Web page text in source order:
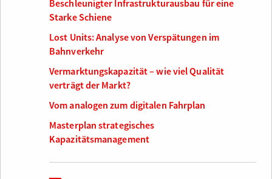
Beschleunigter Infrastrukturausbau für eine
Starke Schiene
Lost Units: Analyse von Verspätungen im
Bahnverkehr
Vermarktungskapazität – wie viel Qualität
verträgt der Markt?
Vom analogen zum digitalen Fahrplan
Masterplan strategisches
Kapazitätsmanagement